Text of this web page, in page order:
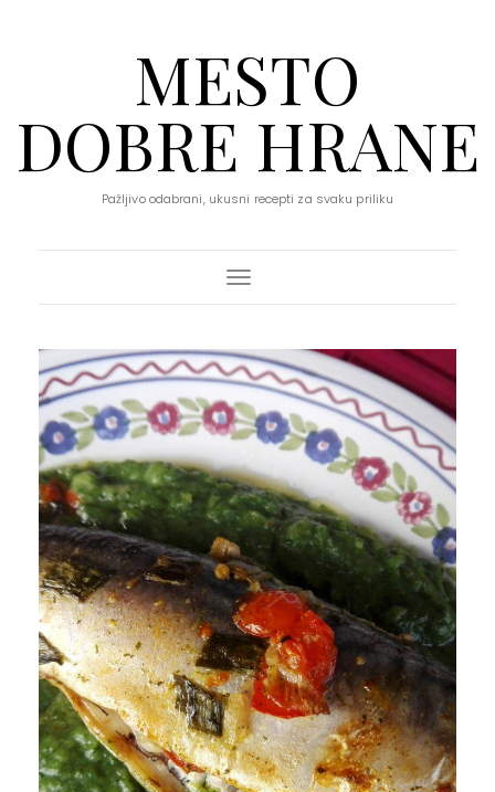
MESTO
DOBRE HRANE
Pažljivo odabrani, ukusni recepti za svaku priliku
Toggle Navigation